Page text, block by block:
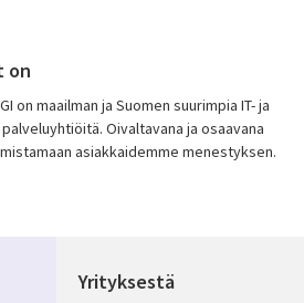
on
on maailman ja Suomen suurimpia IT- ja
Oivaltavana ja osaavana
asiakkaidemme menestyksen.
Yrityksestä